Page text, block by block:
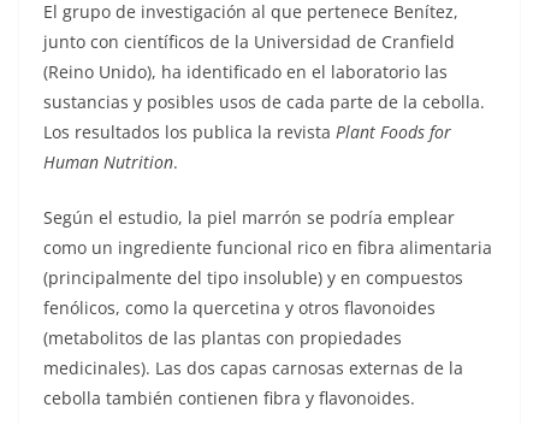
El grupo de investigación al que pertenece Benítez,
junto con científicos de la Universidad de Cranfield
(Reino Unido), ha identificado en el laboratorio las
sustancias y posibles usos de cada parte de la cebolla.
Los resultados los publica la revista Plant Foods for
Human Nutrition.
Según el estudio, la piel marrón se podría emplear
como un ingrediente funcional rico en fibra alimentaria
(principalmente del tipo insoluble) y en compuestos
fenólicos, como la quercetina y otros flavonoides
(metabolitos de las plantas con propiedades
medicinales). Las dos capas carnosas externas de la
cebolla también contienen fibra y flavonoides.